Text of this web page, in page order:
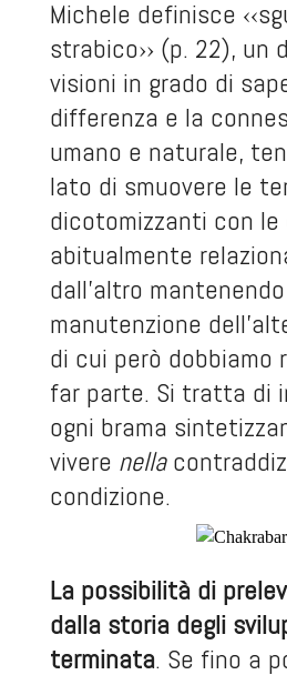
Michele definisce
strabico›› (p. 22), un
visioni in grado di
differenza e la
umano e naturale,
lato di smuovere le
dicotomizzanti con le
abitualmente
dall’altro
manutenzione
di cui però dobbiamo
far parte. Si tratta di
ogni brama
vivere nella
condizione.
La possibilità di
dalla storia degli
terminata. Se fino a